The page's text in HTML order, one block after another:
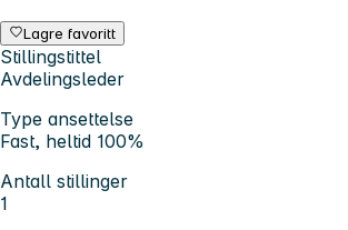
Lagre favoritt
Stillingstittel
Avdelingsleder
Type ansettelse
Fast, heltid 100%
Antall stillinger
1